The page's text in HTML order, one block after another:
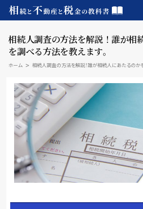
相続人調査の方法を解説！誰が相
を調べる方法を教えます。
ホーム 相続人調査の方法を解説！誰が相続人にあたるのか